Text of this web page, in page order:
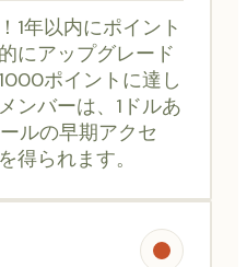
1年以内にポイント
にアップグレード
ポイントに達し
ンバーは、1ドルあ
ルの早期アクセ
得られます。